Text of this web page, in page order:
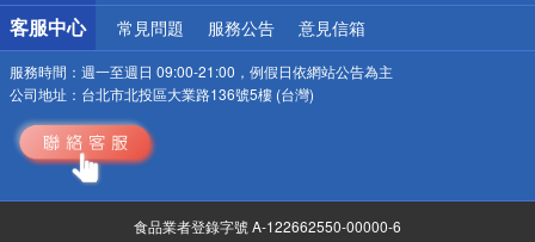
客服中心 常見問題 服務公告 意見信箱
服務時間： 週一至週日 09:00-21:00，例假日依網站公告為主
公司地址： 台北市北投區大業路136號5樓 (台灣)
食品業者登錄字號 A-122662550-00000-6